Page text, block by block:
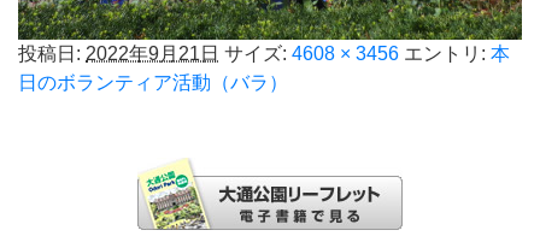
投稿日: 2022年9月21日 サイズ: 4608 × 3456 エントリ: 本
日のボランティア活動（バラ）